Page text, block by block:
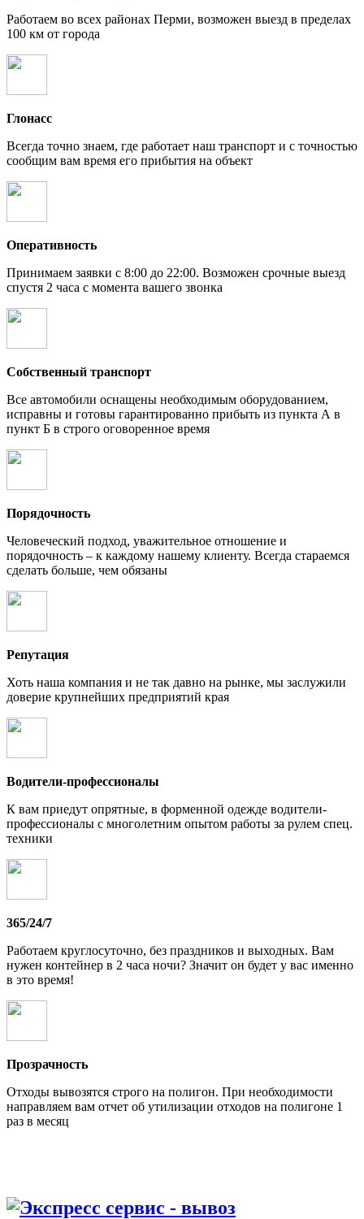
Работаем во всех районах Перми, возможен выезд в пределах
100 км от города
Глонасс
Всегда точно знаем, где работает наш транспорт и с точностью
сообщим вам время его прибытия на объект
Оперативность
Принимаем заявки с 8:00 до 22:00. Возможен срочные выезд
спустя 2 часа с момента вашего звонка
Собственный транспорт
Все автомобили оснащены необходимым оборудованием,
исправны и готовы гарантированно прибыть из пункта А в
пункт Б в строго оговоренное время
Порядочность
Человеческий подход, уважительное отношение и
порядочность – к каждому нашему клиенту. Всегда стараемся
сделать больше, чем обязаны
Репутация
Хоть наша компания и не так давно на рынке, мы заслужили
доверие крупнейших предприятий края
Водители-профессионалы
К вам приедут опрятные, в форменной одежде водители-
профессионалы с многолетним опытом работы за рулем спец.
техники
365/24/7
Работаем круглосуточно, без праздников и выходных. Вам
нужен контейнер в 2 часа ночи? Значит он будет у вас именно
в это время!
Прозрачность
Отходы вывозятся строго на полигон. При необходимости
направляем вам отчет об утилизации отходов на полигоне 1
раз в месяц